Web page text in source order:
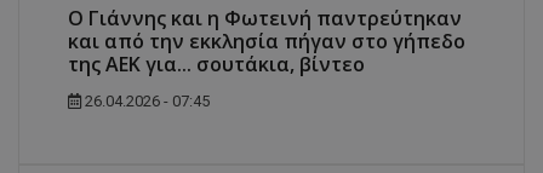
Ο Γιάννης και η Φωτεινή παντρεύτηκαν
και από την εκκλησία πήγαν στο γήπεδο
της ΑΕΚ για... σουτάκια, βίντεο
26.04.2026 - 07:45